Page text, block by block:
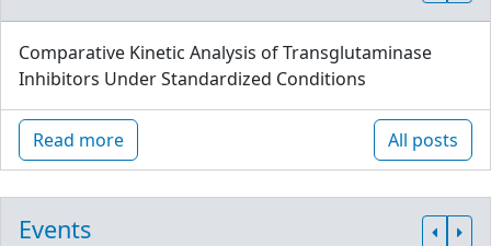
Comparative Kinetic Analysis of Transglutaminase
Inhibitors Under Standardized Conditions
Read more All posts
Events